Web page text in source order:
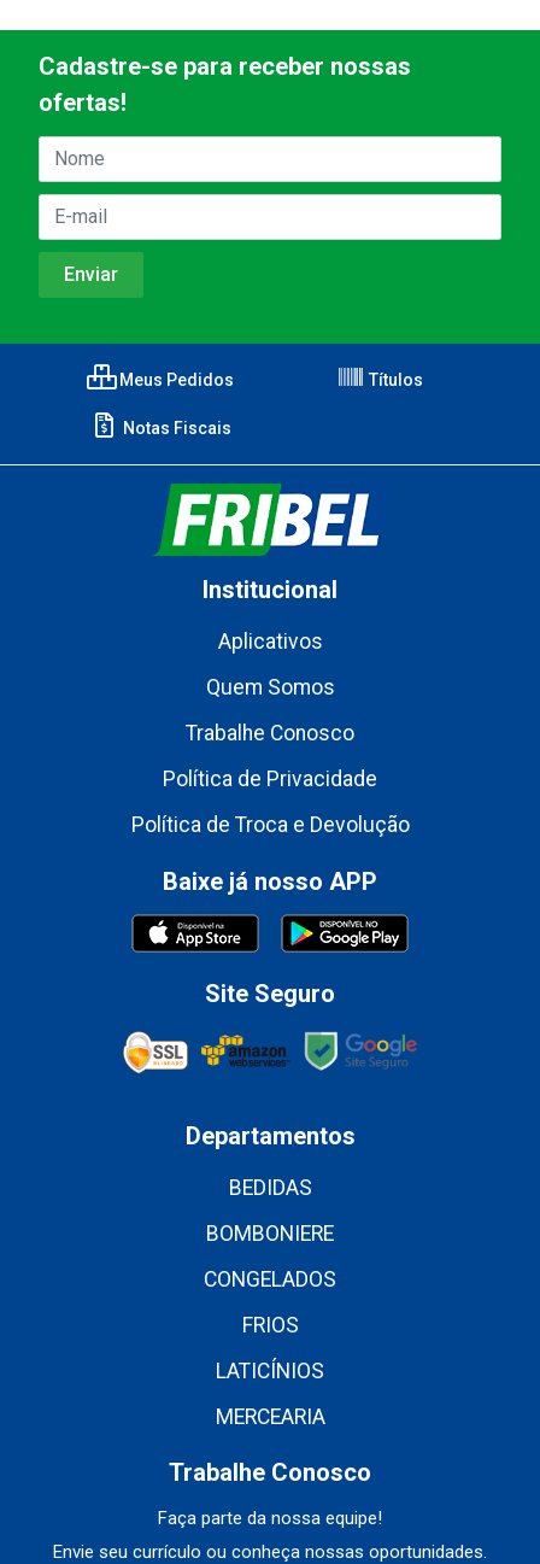
Cadastre-se para receber nossas
ofertas!
Meus Pedidos Títulos
Notas Fiscais
Institucional
Aplicativos
Quem Somos
Trabalhe Conosco
Política de Privacidade
Política de Troca e Devolução
Baixe já nosso APP
Site Seguro
Departamentos
BEDIDAS
BOMBONIERE
CONGELADOS
FRIOS
LATICÍNIOS
MERCEARIA
Trabalhe Conosco
Faça parte da nossa equipe!
Envie seu currículo ou conheça nossas oportunidades.